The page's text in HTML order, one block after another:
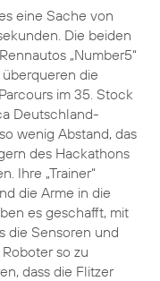
eine Sache von
Die beiden
„Number5“
überqueren die
im 35. Stock
Deutschland-
wenig Abstand, das
des Hackathons
Ihre „Trainer“
die Arme in die
es geschafft, mit
die Sensoren und
so zu
dass die Flitzer